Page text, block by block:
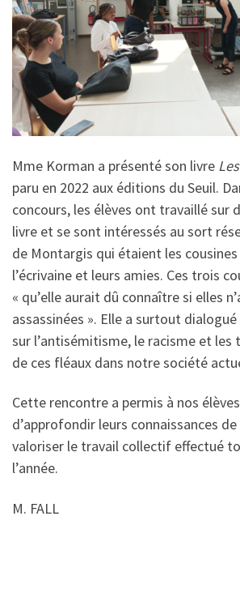
Mme Korman a présenté son livre
paru en 2022 aux éditions du Seuil.
concours, les élèves ont travaillé sur
livre et se sont intéressés au sort
de Montargis qui étaient les
l’écrivaine et leurs amies. Ces trois
« qu’elle aurait dû connaître si elles
assassinées ». Elle a surtout dialogué
sur l’antisémitisme, le racisme et les
de ces fléaux dans notre société
Cette rencontre a permis à nos
d’approfondir leurs connaissances
valoriser le travail collectif effectué
l’année.
M. FALL